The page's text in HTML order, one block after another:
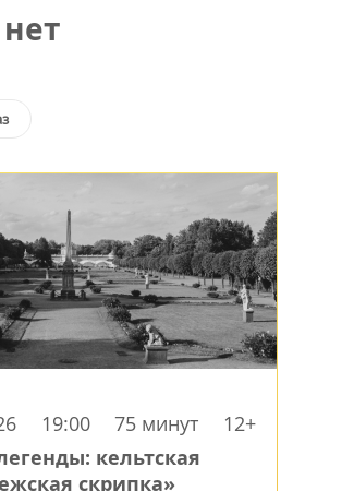
19:00 75 минут 12+
кельтская
скрипка»